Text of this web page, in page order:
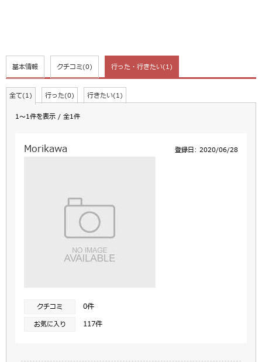
基本情報 クチコミ(0) 行った・行きたい(1)
全て(1) 行った(0) 行きたい(1)
1～1件を表示 / 全1件
Morikawa 登録日: 2020/06/28
クチコミ 0件
お気に入り 117件